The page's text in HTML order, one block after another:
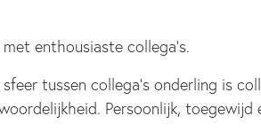
enthousiaste collega’s.
tussen collega’s onderling is
Persoonlijk,